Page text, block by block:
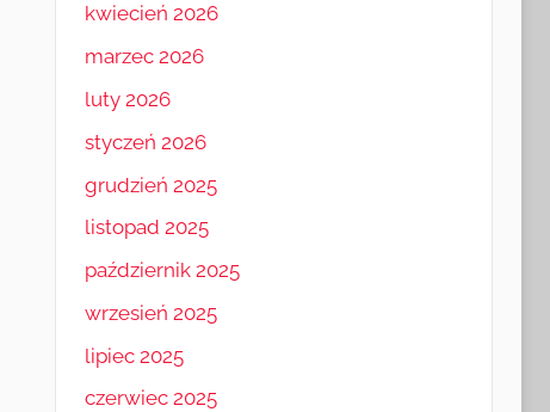
kwiecień 2026
marzec 2026
luty 2026
styczeń 2026
grudzień 2025
listopad 2025
październik 2025
wrzesień 2025
lipiec 2025
czerwiec 2025